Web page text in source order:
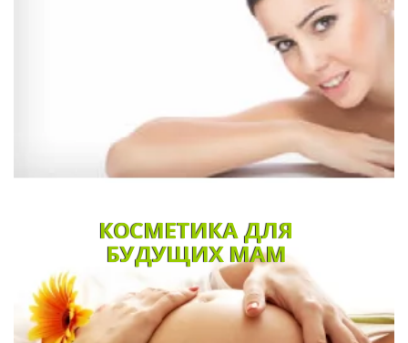
КОСМЕТИКА ДЛЯ
БУДУЩИХ МАМ